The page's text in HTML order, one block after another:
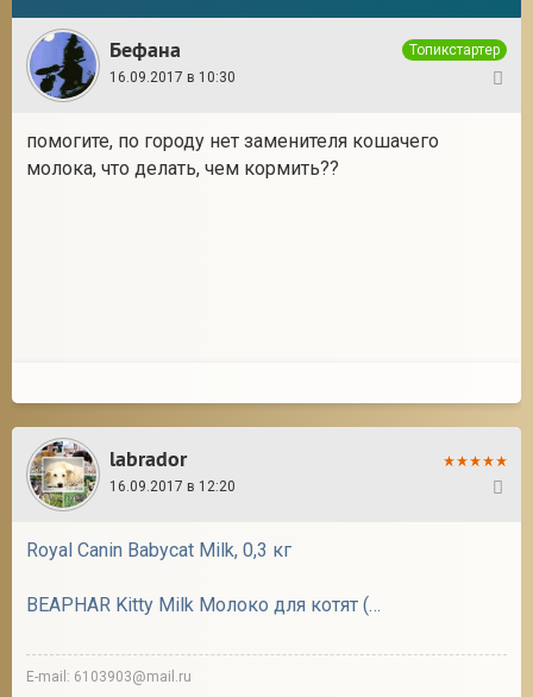
Бефана
Топикстартер
16.09.2017 в 10:30
помогите, по городу нет заменителя кошачего
молока, что делать, чем кормить??
labrador
16.09.2017 в 12:20
Royal Canin Babycat Milk, 0,3 кг
BEAPHAR Kitty Milk Молоко для котят (200 г)
E-mail: 6103903@mail.ru